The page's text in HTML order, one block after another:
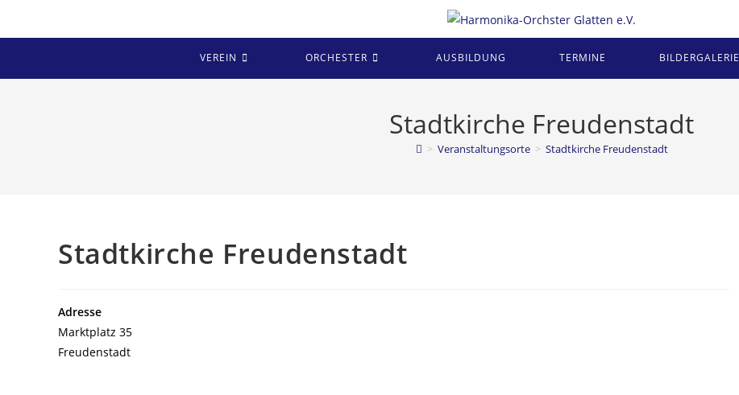
VEREIN ORCHESTER AUSBILDUNG TERMINE BILDERGALERIE
Stadtkirche Freudenstadt
> Veranstaltungsorte > Stadtkirche Freudenstadt
Stadtkirche Freudenstadt
Adresse
Marktplatz 35
Freudenstadt